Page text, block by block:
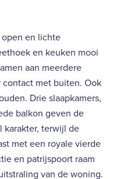
en lichte
en keuken mooi
aan meerdere
met buiten. Ook
Drie slaapkamers,
balkon geven de
karakter, terwijl de
met een royale vierde
en patrijspoort raam
van de woning.